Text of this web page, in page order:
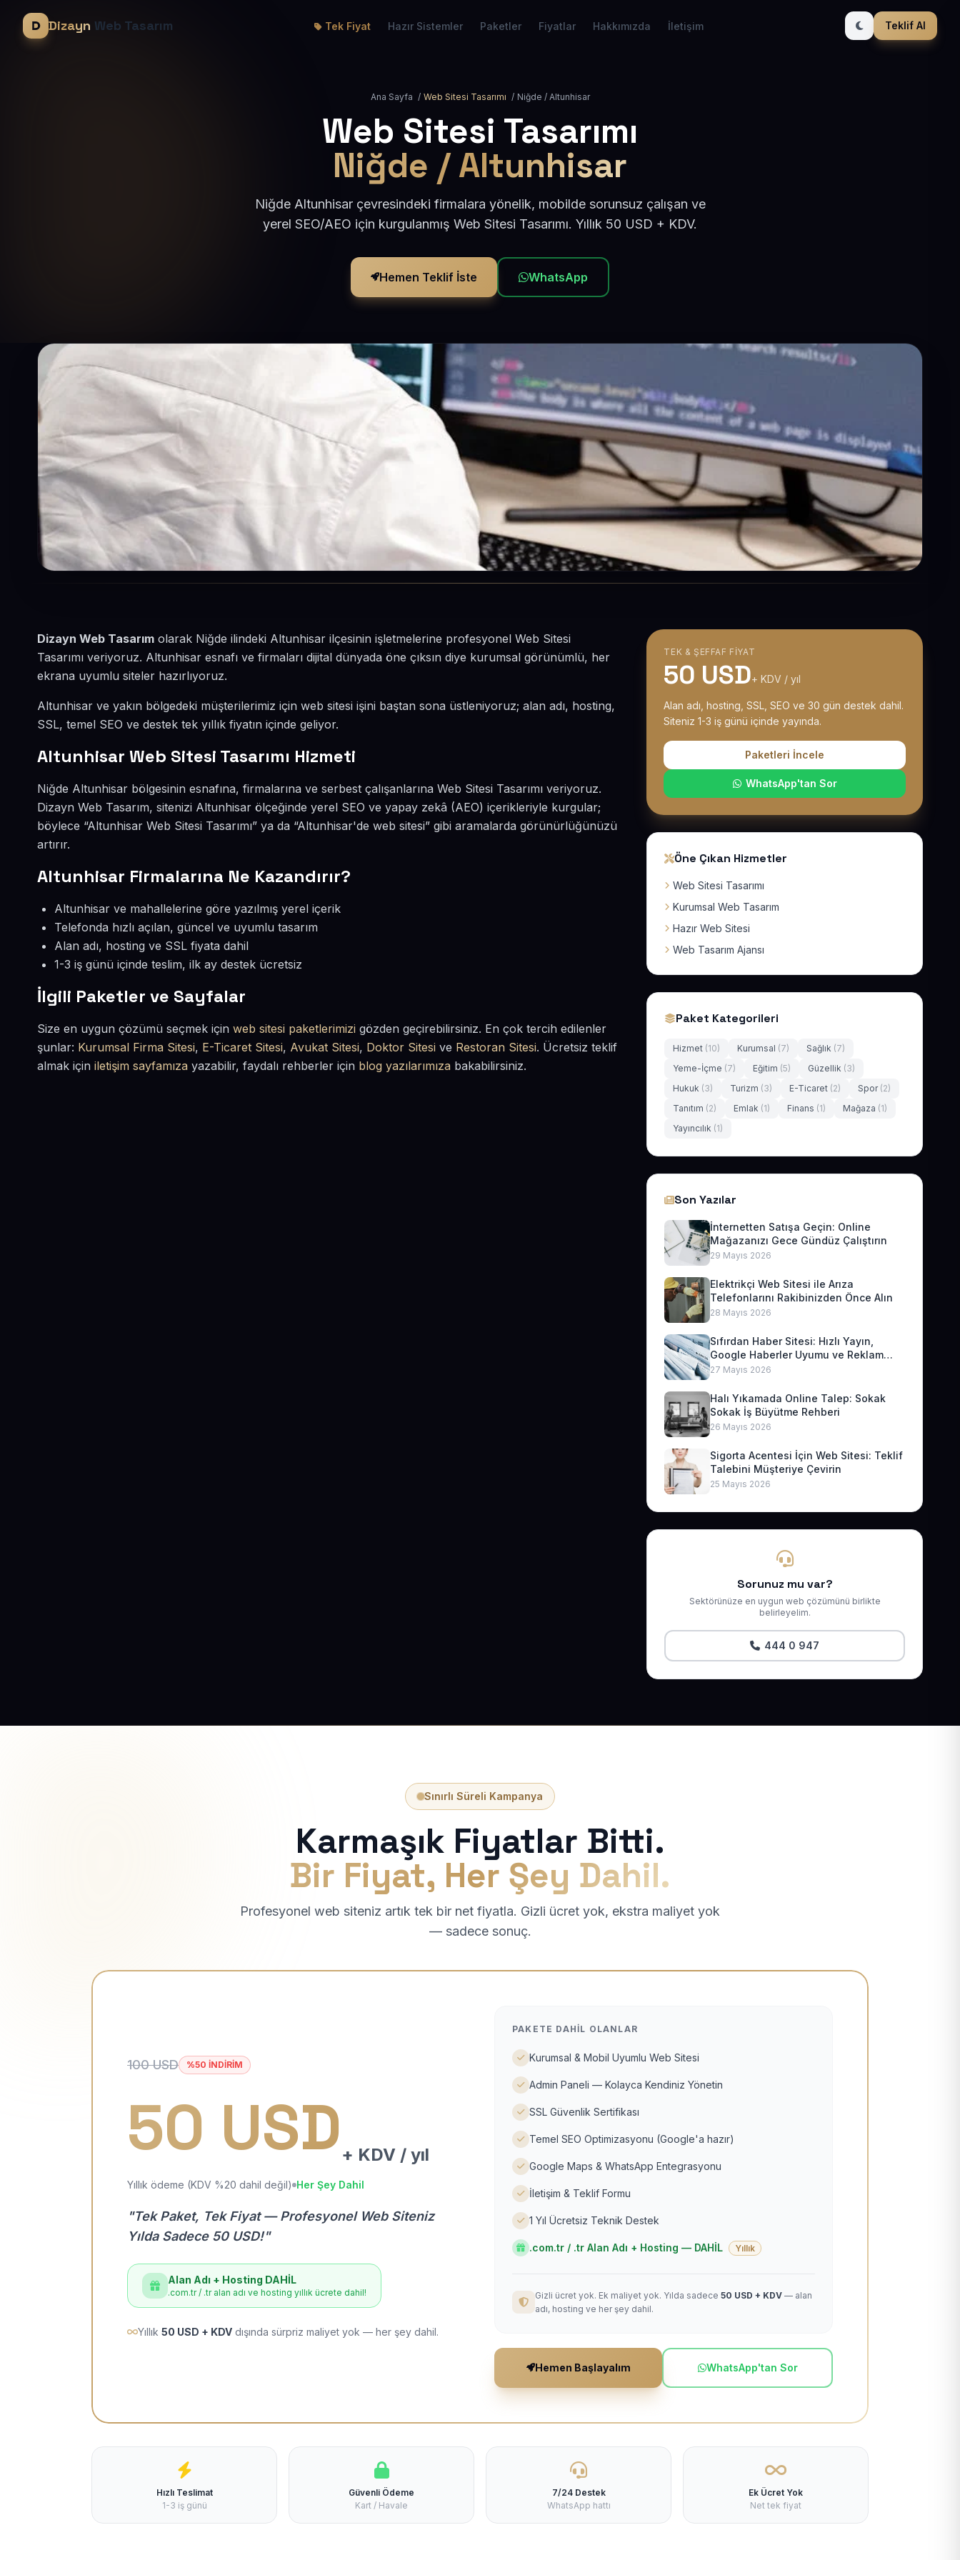
Dizayn Web Tasarım Tek Fiyat Hazır Sistemler Paketler Fiyatlar Hakkımızda İletişim Teklif Al
Ana Sayfa / Web Sitesi Tasarımı / Niğde / Altunhisar
Web Sitesi Tasarımı
Niğde / Altunhisar
Niğde Altunhisar çevresindeki firmalara yönelik, mobilde sorunsuz çalışan ve
yerel SEO/AEO için kurgulanmış Web Sitesi Tasarımı. Yıllık 50 USD + KDV.
Hemen Teklif İste WhatsApp
Dizayn Web Tasarım olarak Niğde ilindeki Altunhisar ilçesinin işletmelerine profesyonel Web Sitesi
Tasarımı veriyoruz. Altunhisar esnafı ve firmaları dijital dünyada öne çıksın diye kurumsal görünümlü, her
ekrana uyumlu siteler hazırlıyoruz.
Altunhisar ve yakın bölgedeki müşterilerimiz için web sitesi işini baştan sona üstleniyoruz; alan adı, hosting,
SSL, temel SEO ve destek tek yıllık fiyatın içinde geliyor.
Altunhisar Web Sitesi Tasarımı Hizmeti
Niğde Altunhisar bölgesinin esnafına, firmalarına ve serbest çalışanlarına Web Sitesi Tasarımı veriyoruz.
Dizayn Web Tasarım, sitenizi Altunhisar ölçeğinde yerel SEO ve yapay zekâ (AEO) içerikleriyle kurgular;
böylece “Altunhisar Web Sitesi Tasarımı” ya da “Altunhisar'de web sitesi” gibi aramalarda görünürlüğünüzü
artırır.
Altunhisar Firmalarına Ne Kazandırır?
Altunhisar ve mahallelerine göre yazılmış yerel içerik
Telefonda hızlı açılan, güncel ve uyumlu tasarım
Alan adı, hosting ve SSL fiyata dahil
1-3 iş günü içinde teslim, ilk ay destek ücretsiz
İlgili Paketler ve Sayfalar
Size en uygun çözümü seçmek için web sitesi paketlerimizi gözden geçirebilirsiniz. En çok tercih edilenler
şunlar: Kurumsal Firma Sitesi, E-Ticaret Sitesi, Avukat Sitesi, Doktor Sitesi ve Restoran Sitesi. Ücretsiz teklif
almak için iletişim sayfamıza yazabilir, faydalı rehberler için blog yazılarımıza bakabilirsiniz.
TEK & ŞEFFAF FIYAT
50 USD+ KDV / yıl
Alan adı, hosting, SSL, SEO ve 30 gün destek dahil.
Siteniz 1-3 iş günü içinde yayında.
Paketleri İncele
WhatsApp'tan Sor
Öne Çıkan Hizmetler
Web Sitesi Tasarımı
Kurumsal Web Tasarım
Hazır Web Sitesi
Web Tasarım Ajansı
Paket Kategorileri
Hizmet (10) Kurumsal (7) Sağlık (7)
Yeme-İçme (7) Eğitim (5) Güzellik (3)
Hukuk (3) Turizm (3) E-Ticaret (2) Spor (2)
Tanıtım (2) Emlak (1) Finans (1) Mağaza (1)
Yayıncılık (1)
Son Yazılar
İnternetten Satışa Geçin: Online
Mağazanızı Gece Gündüz Çalıştırın
29 Mayıs 2026
Elektrikçi Web Sitesi ile Arıza
Telefonlarını Rakibinizden Önce Alın
28 Mayıs 2026
Sıfırdan Haber Sitesi: Hızlı Yayın,
Google Haberler Uyumu ve Reklam
Geliri
27 Mayıs 2026
Halı Yıkamada Online Talep: Sokak
Sokak İş Büyütme Rehberi
26 Mayıs 2026
Sigorta Acentesi İçin Web Sitesi: Teklif
Talebini Müşteriye Çevirin
25 Mayıs 2026
Sorunuz mu var?
Sektörünüze en uygun web çözümünü birlikte
belirleyelim.
444 0 947
Sınırlı Süreli Kampanya
Karmaşık Fiyatlar Bitti.
Bir Fiyat, Her Şey Dahil.
Profesyonel web siteniz artık tek bir net fiyatla. Gizli ücret yok, ekstra maliyet yok
— sadece sonuç.
100 USD %50 İNDİRİM
50 USD + KDV / yıl
Yıllık ödeme (KDV %20 dahil değil) Her Şey Dahil
"Tek Paket, Tek Fiyat — Profesyonel Web Siteniz
Yılda Sadece 50 USD!"
Alan Adı + Hosting DAHİL
.com.tr / .tr alan adı ve hosting yıllık ücrete dahil!
Yıllık 50 USD + KDV dışında sürpriz maliyet yok — her şey dahil.
PAKETE DAHIL OLANLAR
Kurumsal & Mobil Uyumlu Web Sitesi
Admin Paneli — Kolayca Kendiniz Yönetin
SSL Güvenlik Sertifikası
Temel SEO Optimizasyonu (Google'a hazır)
Google Maps & WhatsApp Entegrasyonu
İletişim & Teklif Formu
1 Yıl Ücretsiz Teknik Destek
.com.tr / .tr Alan Adı + Hosting — DAHİL Yıllık
Gizli ücret yok. Ek maliyet yok. Yılda sadece 50 USD + KDV — alan
adı, hosting ve her şey dahil.
Hemen Başlayalım WhatsApp'tan Sor
Hızlı Teslimat
1-3 iş günü
Güvenli Ödeme
Kart / Havale
7/24 Destek
WhatsApp hattı
Ek Ücret Yok
Net tek fiyat